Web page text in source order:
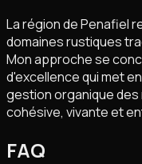
La région de Penafiel
domaines rustiques
Mon approche se
d'excellence qui met
gestion organique
cohésive, vivante et
FAQ